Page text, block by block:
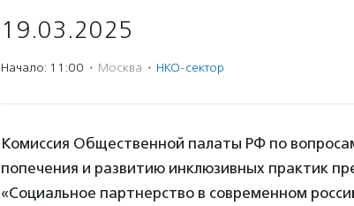
19.03.2025
Начало: 11:00 · Москва · НКО-сектор
Комиссия Общественной палаты РФ по
попечения и развитию инклюзивных практик
«Социальное партнерство в современном